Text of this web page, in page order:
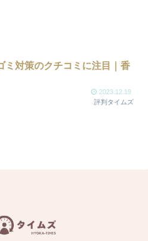
ミ対策のクチコミに注目｜香
2023.12.19
評判タイムズ